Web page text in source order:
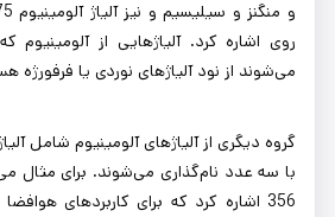
روی اشاره کرد. آلیاژهایی از آلومینیوم
می‌شوند از نود آلیاژهای نوردی یا فرفورژه
گروه دیگری از آلیاژهای آلومینیوم شامل
با سه عدد نام‌گذاری می‌شوند. برای مثال
356 اشاره کرد که برای کاربردهای